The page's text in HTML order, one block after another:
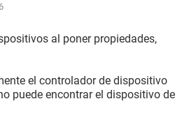
al poner propiedades,
el controlador de dispositivo
puede encontrar el dispositivo de